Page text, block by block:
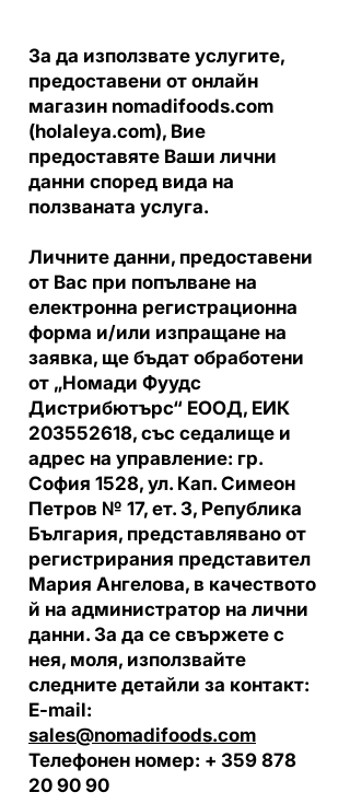
За да използвате услугите,
предоставени от онлайн
магазин nomadifoods.com
(holaleya.com), Вие
предоставяте Ваши лични
данни според вида на
ползваната услуга.
Личните данни, предоставени
от Вас при попълване на
електронна регистрационна
форма и/или изпращане на
заявка, ще бъдат обработени
от „Номади Фуудс
Дистрибютърс“ ЕООД, ЕИК
203552618, със седалище и
адрес на управление: гр.
София 1528, ул. Кап. Симеон
Петров № 17, ет. 3, Република
България, представлявано от
регистрирания представител
Мария Ангелова, в качеството
й на администратор на лични
данни. За да се свържете с
нея, моля, използвайте
следните детайли за контакт:
E-mail:
sales@nomadifoods.com
Телефонен номер: + 359 878
20 90 90